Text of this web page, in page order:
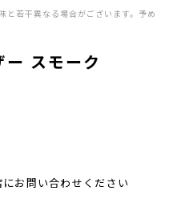
若干異なる場合がございます。予め
スモーク
お問い合わせください